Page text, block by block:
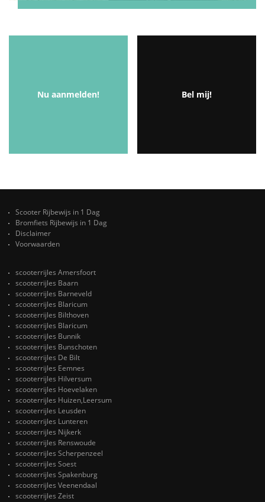
Nu aanmelden! Bel mij!
Scooter Rijbewijs in 1 Dag
Bromfiets Rijbewijs in 1 Dag
Disclaimer
Voorwaarden
scooterrijles Amersfoort
scooterrijles Baarn
scooterrijles Barneveld
scooterrijles Blaricum
scooterrijles Bilthoven
scooterrijles Blaricum
scooterrijles Bunnik
scooterrijles Bunschoten
scooterrijles De Bilt
scooterrijles Eemnes
scooterrijles Hilversum
scooterrijles Hoevelaken
scooterrijles Huizen,Leersum
scooterrijles Leusden
scooterrijles Lunteren
scooterrijles Nijkerk
scooterrijles Renswoude
scooterrijles Scherpenzeel
scooterrijles Soest
scooterrijles Spakenburg
scooterrijles Veenendaal
scooterrijles Zeist